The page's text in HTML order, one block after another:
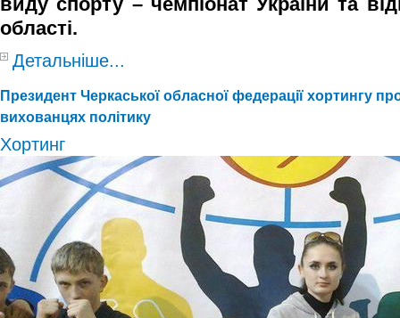
області.
Детальніше...
Президент Черкаської обласної федерації хортингу
вихованцях політику
Хортинг